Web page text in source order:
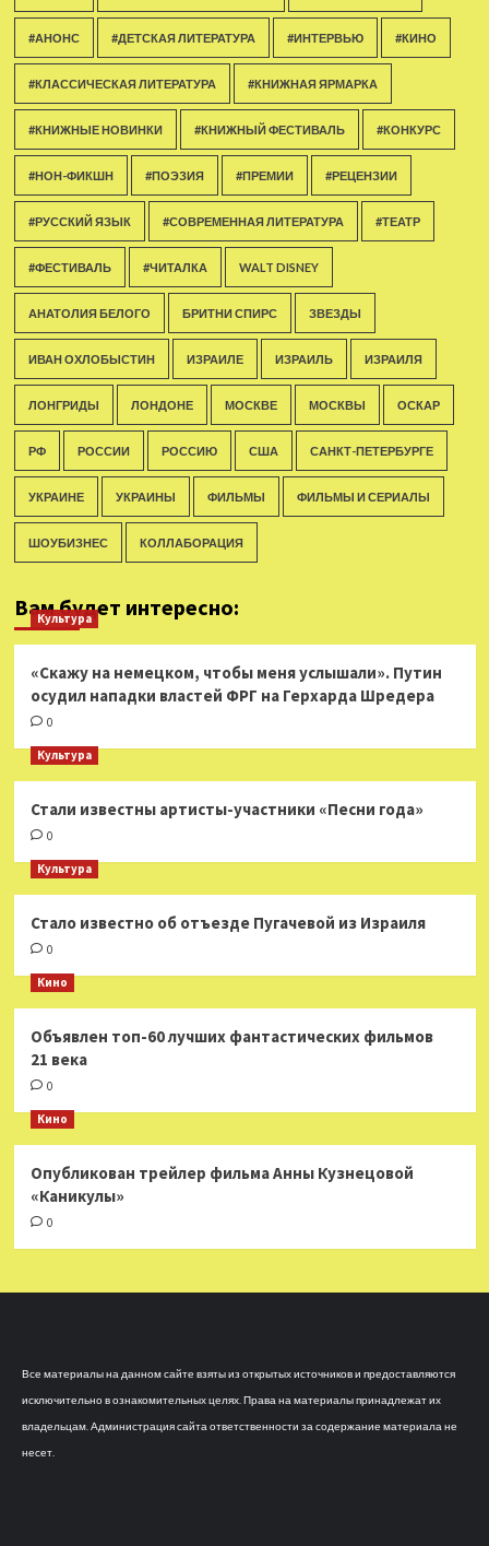
#АНОНС #ДЕТСКАЯ ЛИТЕРАТУРА #ИНТЕРВЬЮ #КИНО
#КЛАССИЧЕСКАЯ ЛИТЕРАТУРА #КНИЖНАЯ ЯРМАРКА
#КНИЖНЫЕ НОВИНКИ #КНИЖНЫЙ ФЕСТИВАЛЬ #КОНКУРС
#НОН-ФИКШН #ПОЭЗИЯ #ПРЕМИИ #РЕЦЕНЗИИ
#РУССКИЙ ЯЗЫК #СОВРЕМЕННАЯ ЛИТЕРАТУРА #ТЕАТР
#ФЕСТИВАЛЬ #ЧИТАЛКА WALT DISNEY
АНАТОЛИЯ БЕЛОГО БРИТНИ СПИРС ЗВЕЗДЫ
ИВАН ОХЛОБЫСТИН ИЗРАИЛЕ ИЗРАИЛЬ ИЗРАИЛЯ
ЛОНГРИДЫ ЛОНДОНЕ МОСКВЕ МОСКВЫ ОСКАР
РФ РОССИИ РОССИЮ США САНКТ-ПЕТЕРБУРГЕ
УКРАИНЕ УКРАИНЫ ФИЛЬМЫ ФИЛЬМЫ И СЕРИАЛЫ
ШОУБИЗНЕС КОЛЛАБОРАЦИЯ
Вам будет интересно:
Культура
«Скажу на немецком, чтобы меня услышали». Путин
осудил нападки властей ФРГ на Герхарда Шредера
0
Культура
Стали известны артисты-участники «Песни года»
0
Культура
Стало известно об отъезде Пугачевой из Израиля
0
Кино
Объявлен топ-60 лучших фантастических фильмов
21 века
0
Кино
Опубликован трейлер фильма Анны Кузнецовой
«Каникулы»
0
Все материалы на данном сайте взяты из открытых источников и предоставляются
исключительно в ознакомительных целях. Права на материалы принадлежат их
владельцам. Администрация сайта ответственности за содержание материала не
несет.